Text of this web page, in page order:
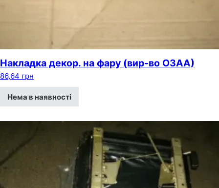
Накладка декор. на фару (вир-во ОЗАА)
86,64 грн
Нема в наявності